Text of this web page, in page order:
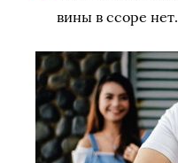
вины в ссоре нет.